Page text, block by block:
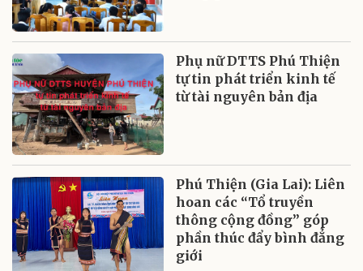
Phụ nữ DTTS Phú Thiện
tự tin phát triển kinh tế
từ tài nguyên bản địa
Phú Thiện (Gia Lai): Liên
hoan các “Tổ truyền
thông cộng đồng” góp
phần thúc đẩy bình đẳng
giới